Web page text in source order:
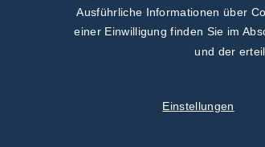
Ausführliche Informationen über
einer Einwilligung finden Sie im
und der
Einstellungen